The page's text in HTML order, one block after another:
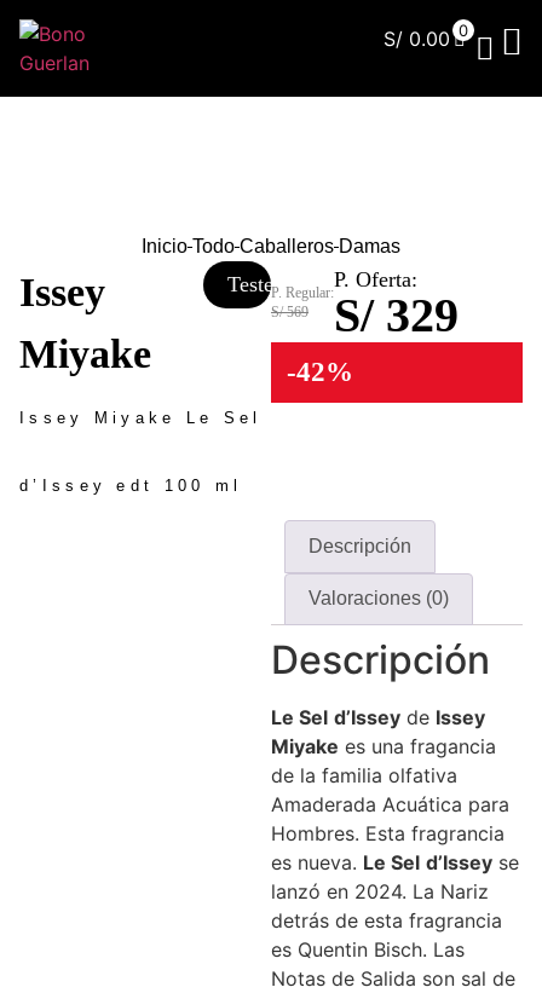
S/ 0.00 0
Inicio Todo Caballeros Damas
Issey
Miyake
Tester
Issey Miyake Le Sel
d’Issey edt 100 ml
P. Regular:
S/ 569
P. Oferta:
S/ 329
-42%
Descripción
Valoraciones (0)
Descripción
Le Sel d’Issey de Issey
Miyake es una fragancia
de la familia olfativa
Amaderada Acuática para
Hombres. Esta fragrancia
es nueva. Le Sel d’Issey se
lanzó en 2024. La Nariz
detrás de esta fragrancia
es Quentin Bisch. Las
Notas de Salida son sal de